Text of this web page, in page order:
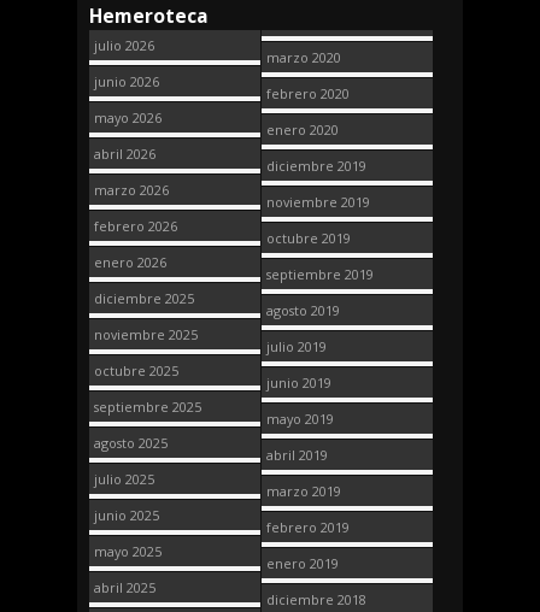
Hemeroteca
julio 2026
junio 2026
mayo 2026
abril 2026
marzo 2026
febrero 2026
enero 2026
diciembre 2025
noviembre 2025
octubre 2025
septiembre 2025
agosto 2025
julio 2025
junio 2025
mayo 2025
abril 2025
marzo 2020
febrero 2020
enero 2020
diciembre 2019
noviembre 2019
octubre 2019
septiembre 2019
agosto 2019
julio 2019
junio 2019
mayo 2019
abril 2019
marzo 2019
febrero 2019
enero 2019
diciembre 2018